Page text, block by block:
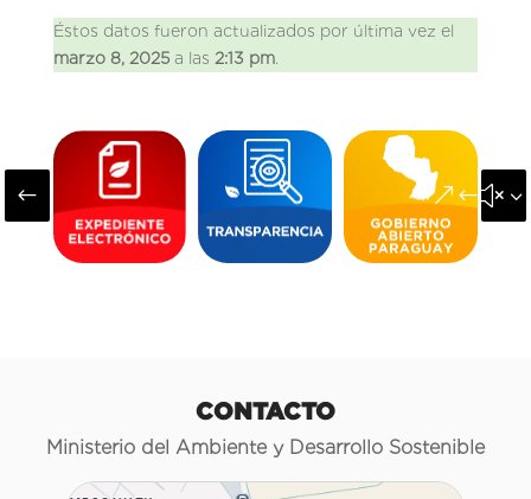
Éstos datos fueron actualizados por última vez el
marzo 8, 2025a las 2:13 pm.
#
CONTACTO
Ministerio del Ambiente y Desarrollo Sostenible